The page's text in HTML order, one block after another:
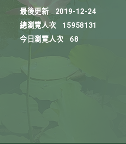
最後更新
2019-12-24
總瀏覽人次
15958131
今日瀏覽人次
68